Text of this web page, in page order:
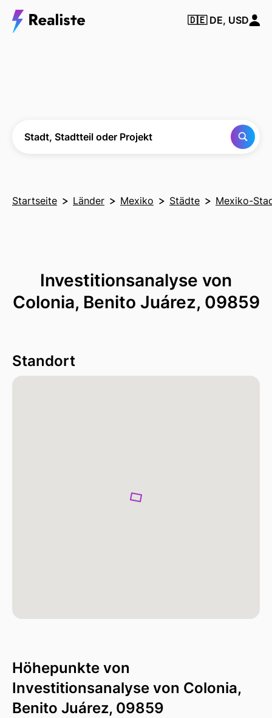
Finden Sie
jede Stadt,
🇩🇪 DE, USD
Stadt, Stadtteil oder Projekt
Startseite Länder Mexiko Städte Mexiko-
Investitionsanalyse von
Colonia, Benito Juárez, 09859
Standort
Höhepunkte von
Investitionsanalyse von Colonia,
Benito Juárez, 09859